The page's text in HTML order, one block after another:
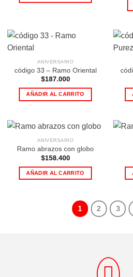
ANIVERSARIO
código 33 – Ramo Oriental
$187.000
AÑADIR AL CARRITO
ANIVERSARIO
Ramo abrazos con globo
$158.400
AÑADIR AL CARRITO
1 2 3